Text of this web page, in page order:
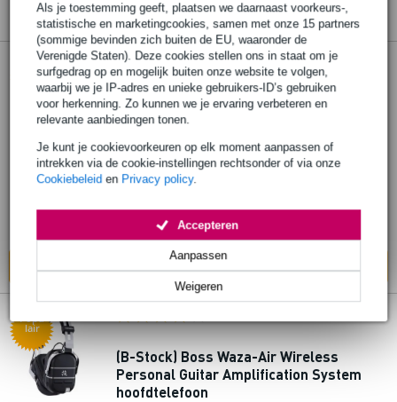
Als je toestemming geeft, plaatsen we daarnaast voorkeurs-,
statistische en marketingcookies, samen met onze 15 partners
(sommige bevinden zich buiten de EU, waaronder de
Verenigde Staten). Deze cookies stellen ons in staat om je
surfgedrag op en mogelijk buiten onze website te volgen,
waarbij we je IP-adres en unieke gebruikers-ID’s gebruiken
voor herkenning. Zo kunnen we je ervaring verbeteren en
relevante aanbiedingen tonen.
Je kunt je cookievoorkeuren op elk moment aanpassen of
intrekken via de cookie-instellingen rechtsonder of via onze
Cookiebeleid en Privacy policy.
Weigeren
Aanpassen
Accepteren
Popu
lair
17 reviews
Boss Waza-Air Wireless Personal Guitar
Amplification System hoofdtelefoon
Adviesprijs € 469,- € 299,-
Ook in1 winkelop voorraad
In mijn winkelwagen
Popu
lair
(B-Stock) Boss Waza-Air Wireless
Personal Guitar Amplification System
hoofdtelefoon